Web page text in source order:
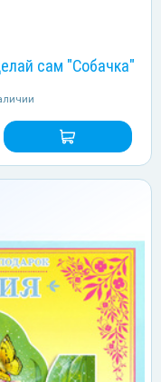
сам "Собачка"